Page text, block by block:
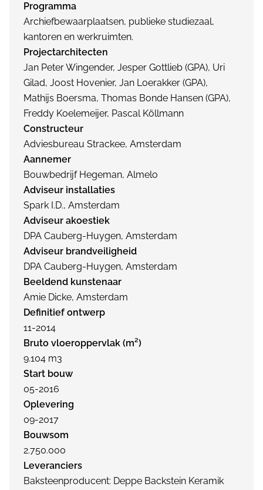
Programma
Archiefbewaarplaatsen, publieke studiezaal,
kantoren en werkruimten.
Projectarchitecten
Jan Peter Wingender, Jesper Gottlieb (GPA), Uri
Gilad, Joost Hovenier, Jan Loerakker (GPA),
Mathijs Boersma, Thomas Bonde Hansen (GPA),
Freddy Koelemeijer, Pascal Köllmann
Constructeur
Adviesbureau Strackee, Amsterdam
Aannemer
Bouwbedrijf Hegeman, Almelo
Adviseur installaties
Spark I.D., Amsterdam
Adviseur akoestiek
DPA Cauberg-Huygen, Amsterdam
Adviseur brandveiligheid
DPA Cauberg-Huygen, Amsterdam
Beeldend kunstenaar
Amie Dicke, Amsterdam
Definitief ontwerp
11-2014
Bruto vloeroppervlak (m²)
9.104 m3
Start bouw
05-2016
Oplevering
09-2017
Bouwsom
2.750.000
Leveranciers
Baksteenproducent: Deppe Backstein Keramik